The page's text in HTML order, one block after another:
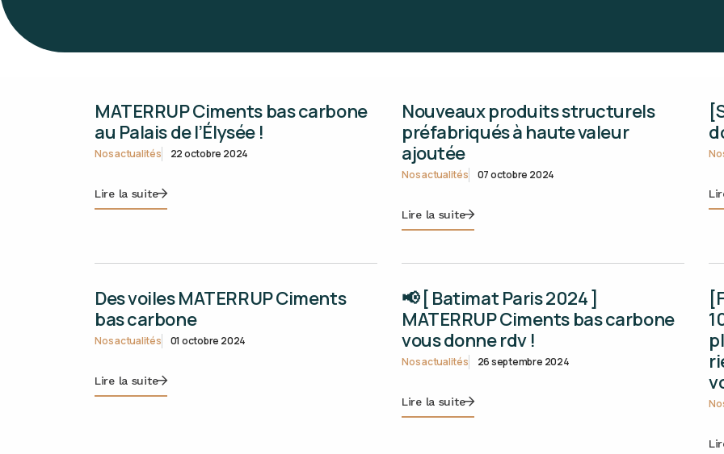
MATERRUP Ciments bas carbone
au Palais de l’Élysée !
Nos actualités 22 octobre 2024
Lire la suite
Nouveaux produits structurels
préfabriqués à haute valeur
ajoutée
Nos actualités 07 octobre 2024
Lire la suite
Des voiles MATERRUP Ciments
bas carbone
Nos actualités 01 octobre 2024
Lire la suite
📢 [ Batimat Paris 2024 ]
MATERRUP Ciments bas carbone
vous donne rdv !
Nos actualités 26 septembre 2024
Lire la suite